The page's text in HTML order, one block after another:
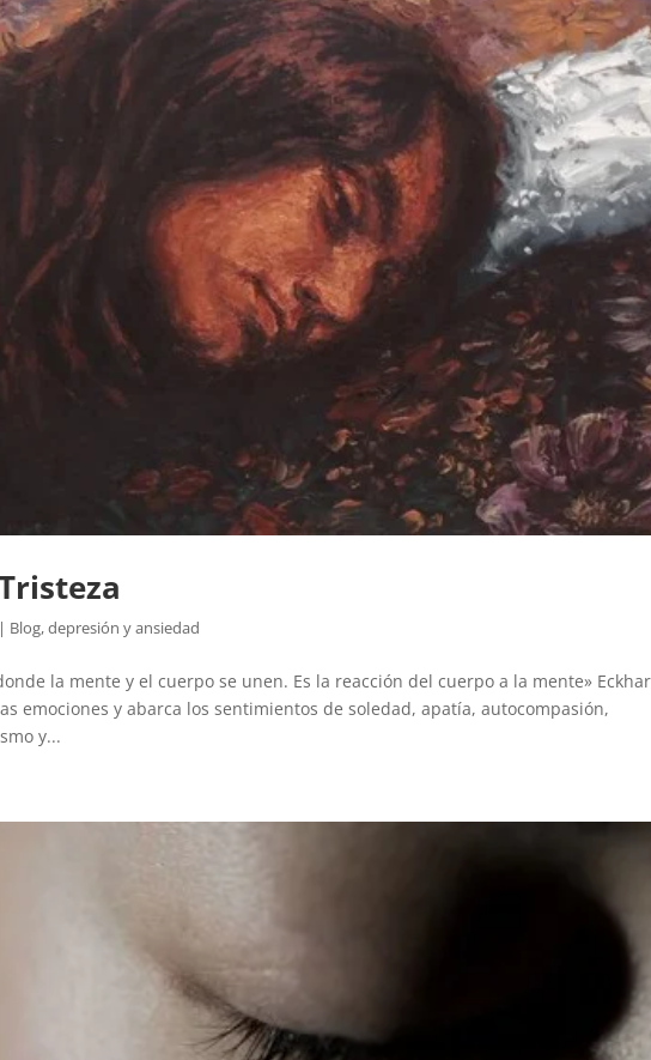
| Blog,depresión y ansiedad
la mente y el cuerpo se unen. Es la reacción del cuerpo a la mente»
emociones y abarca los sentimientos de soledad, apatía, autocompasión,
y...